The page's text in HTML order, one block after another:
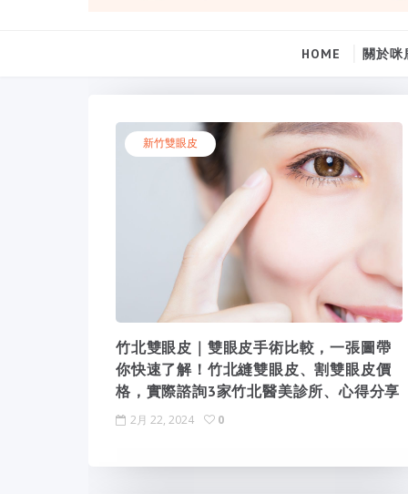
HOME 關於咪
新竹雙眼皮
竹北雙眼皮｜雙眼皮手術比較，一張圖帶
你快速了解！竹北縫雙眼皮、割雙眼皮價
格，實際諮詢3家竹北醫美診所、心得分享
2月 22, 2024 0